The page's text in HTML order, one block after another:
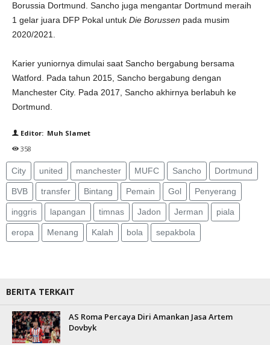
Borussia Dortmund. Sancho juga mengantar Dortmund meraih
1 gelar juara DFP Pokal untuk Die Borussen pada musim
2020/2021.
Karier yuniornya dimulai saat Sancho bergabung bersama
Watford. Pada tahun 2015, Sancho bergabung dengan
Manchester City. Pada 2017, Sancho akhirnya berlabuh ke
Dortmund.
Editor: Muh Slamet
358
City united manchester MUFC Sancho Dortmund
BVB transfer Bintang Pemain Gol Penyerang
inggris lapangan timnas Jadon Jerman piala
eropa Menang Kalah bola sepakbola
BERITA TERKAIT
AS Roma Percaya Diri Amankan Jasa Artem
Dovbyk